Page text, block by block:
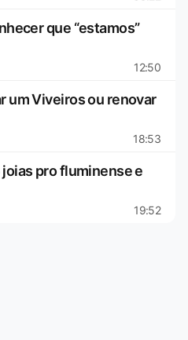
que “estamos”
12:50
um Viveiros ou renovar
18:53
pro fluminense e
19:52